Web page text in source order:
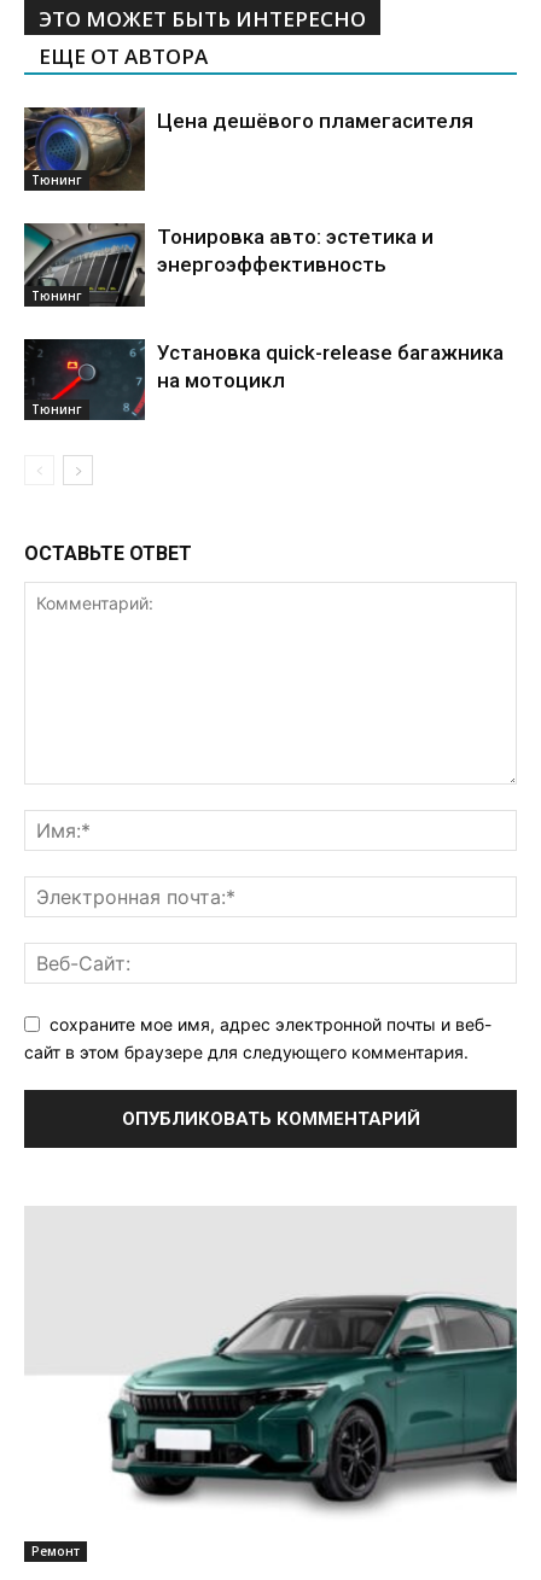
ЭТО МОЖЕТ БЫТЬ ИНТЕРЕСНО
ЕЩЕ ОТ АВТОРА
Тюнинг
Цена дешёвого пламегасителя
Тюнинг
Тонировка авто: эстетика и
энергоэффективность
Тюнинг
Установка quick-release багажника
на мотоцикл
ОСТАВЬТЕ ОТВЕТ
сохраните мое имя, адрес электронной почты и веб-
сайт в этом браузере для следующего комментария.
Ремонт